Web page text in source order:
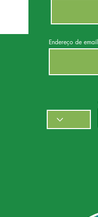
Endereço de email